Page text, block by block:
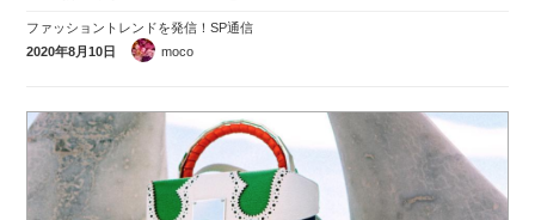
ファッショントレンドを発信！SP通信
2020年8月10日
moco